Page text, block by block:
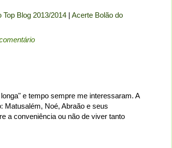
Blog 2013/2014 | Acerte Bolão do
e tempo sempre me interessaram. A
Matusalém, Noé, Abraão e seus
a conveniência ou não de viver tanto